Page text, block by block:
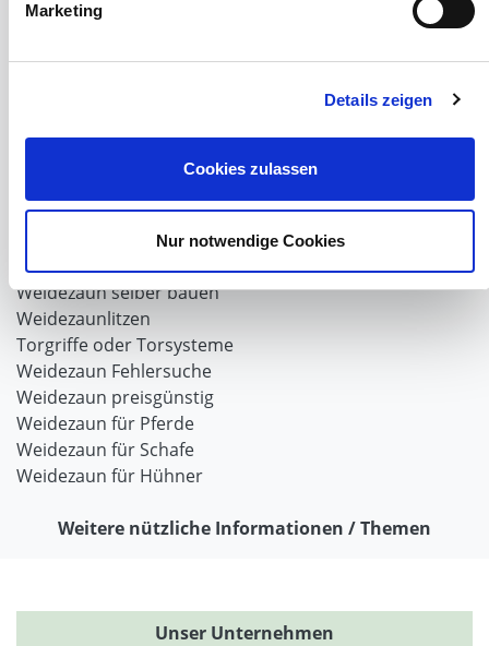
Marketing
Details zeigen
Cookies zulassen
Nur notwendige Cookies
Viehzucht
Weidezaun für Rinder
Der Weidezaun nach dem Winter
Weidezaun selber bauen
Weidezaunlitzen
Torgriffe oder Torsysteme
Weidezaun Fehlersuche
Weidezaun preisgünstig
Weidezaun für Pferde
Weidezaun für Schafe
Weidezaun für Hühner
Weitere nützliche Informationen / Themen
Unser Unternehmen